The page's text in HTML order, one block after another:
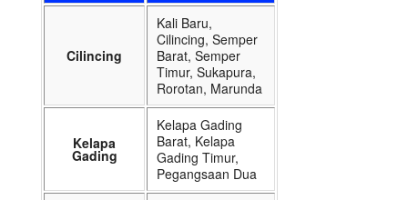
Cilincing
Kali Baru,
Cilincing, Semper
Barat, Semper
Timur, Sukapura,
Rorotan, Marunda
Kelapa
Gading
Kelapa Gading
Barat, Kelapa
Gading Timur,
Pegangsaan Dua